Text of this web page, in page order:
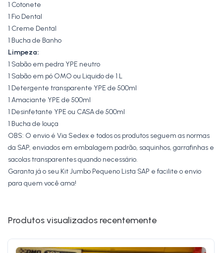
1 Cotonete
1 Fio Dental
1 Creme Dental
1 Bucha de Banho
Limpeza:
1 Sabão em pedra YPE neutro
1 Sabão em pó OMO ou Liquido de 1 L
1 Detergente transparente YPE de 500ml
1 Amaciante YPE de 500ml
1 Desinfetante YPE ou CASA de 500ml
1 Bucha de louça
OBS: O envio é Via Sedex e todos os produtos seguem as normas
da SAP, enviados em embalagem padrão, saquinhos, garrafinhas e
sacolas transparentes quando necessário.
Garanta já o seu Kit Jumbo Pequeno Lista SAP e facilite o envio
para quem você ama!
Produtos visualizados recentemente